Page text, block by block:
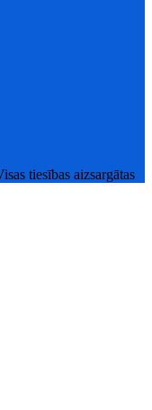
tiesības aizsargātas